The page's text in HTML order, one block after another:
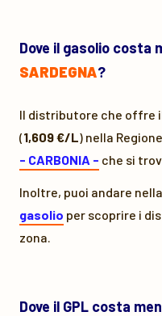
Dove il gasolio costa
SARDEGNA?
Il distributore che offre
(1,609 €/L) nella Regione
- CARBONIA - che si
Inoltre, puoi andare
gasolio per scoprire i
zona.
Dove il GPL costa